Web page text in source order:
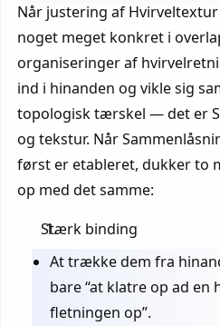
Når justering af
noget meget konkret i
organiseringer af
ind i hinanden og vikle sig
topologisk tærskel — det er
og tekstur. Når
først er etableret, dukker to
op med det samme:
Stærk binding
At trække dem fra
bare “at klatre op ad en
fletningen op”.